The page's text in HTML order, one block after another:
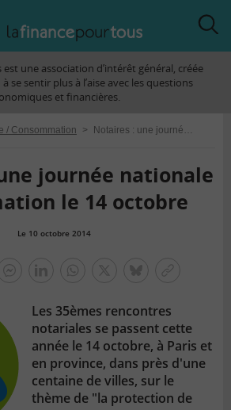
une association d’intérêt général, créée
se sentir plus à l’aise avec les questions
et financières.
/ Consommation > Notaires : une journée nationale d’information le 14 octobre
journée nationale
le 14 octobre
Le 10 octobre 2014
lien
Les 35èmes rencontres
notariales se passent cette
année le 14 octobre, à Paris et
en province, dans près d'une
centaine de villes, sur le
thème de "la protection de